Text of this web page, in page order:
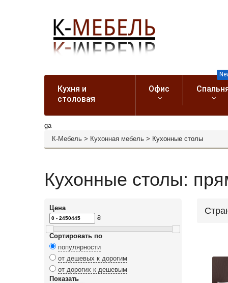
Кухня и
столовая
Офис
ga
К-Мебель > Кухонная мебель > Кухонные столы
Кухонные столы:
Цена
₴
Сортировать по
популярности
от дешевых к дорогим
от дорогих к дешевым
Показать